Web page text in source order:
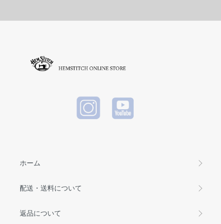
eather Wa
BLACK
ョルダー
ホーム
配送・送料について
返品について